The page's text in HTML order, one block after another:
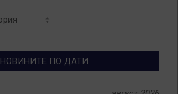
НОВИНИТЕ ПО ДАТИ